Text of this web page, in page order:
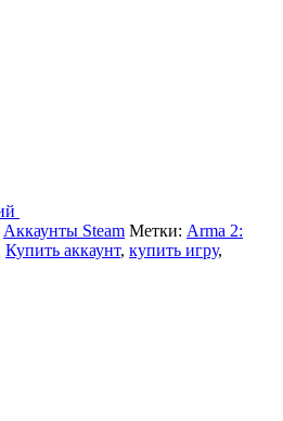
Аккаунты Steam Метки: Arma 2:
Купить аккаунт, купить игру,